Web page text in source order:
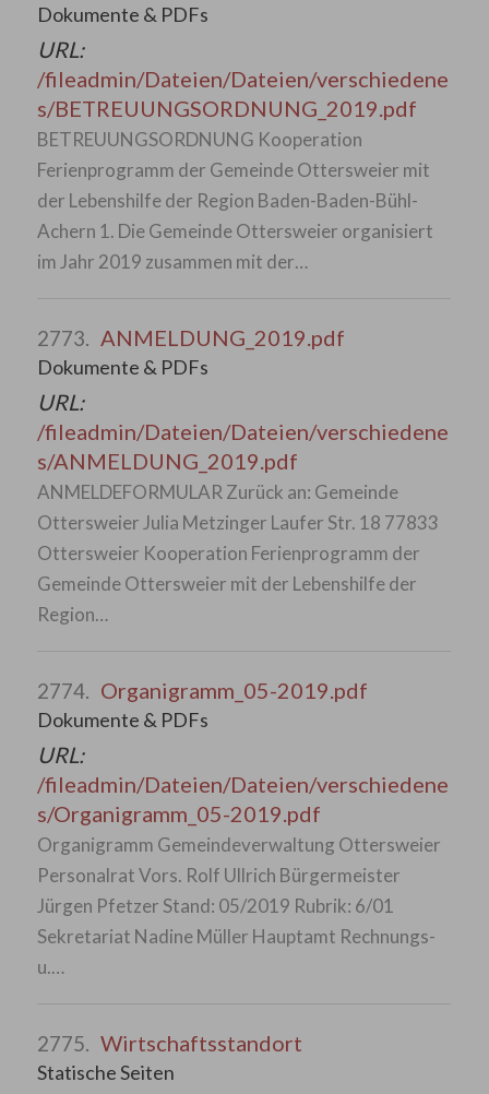
Dokumente & PDFs
URL:
/fileadmin/Dateien/Dateien/verschiedene
s/BETREUUNGSORDNUNG_2019.pdf
BETREUUNGSORDNUNG Kooperation
Ferienprogramm der Gemeinde Ottersweier mit
der Lebenshilfe der Region Baden-Baden-Bühl-
Achern 1. Die Gemeinde Ottersweier organisiert
im Jahr 2019 zusammen mit der…
2773. ANMELDUNG_2019.pdf
Dokumente & PDFs
URL:
/fileadmin/Dateien/Dateien/verschiedene
s/ANMELDUNG_2019.pdf
ANMELDEFORMULAR Zurück an: Gemeinde
Ottersweier Julia Metzinger Laufer Str. 18 77833
Ottersweier Kooperation Ferienprogramm der
Gemeinde Ottersweier mit der Lebenshilfe der
Region…
2774. Organigramm_05-2019.pdf
Dokumente & PDFs
URL:
/fileadmin/Dateien/Dateien/verschiedene
s/Organigramm_05-2019.pdf
Organigramm Gemeindeverwaltung Ottersweier
Personalrat Vors. Rolf Ullrich Bürgermeister
Jürgen Pfetzer Stand: 05/2019 Rubrik: 6/01
Sekretariat Nadine Müller Hauptamt Rechnungs-
u.…
2775. Wirtschaftsstandort
Statische Seiten